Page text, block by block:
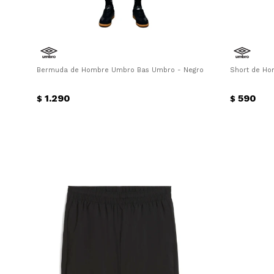
Bermuda de Hombre Umbro Bas Umbro - Negro
$ 1.290
Short de
$ 590